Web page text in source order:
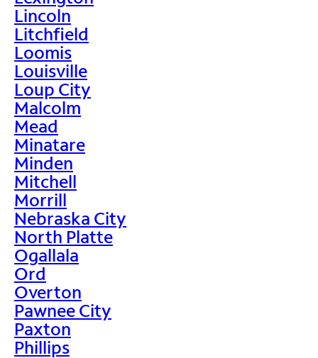
Lincoln
Litchfield
Loomis
Louisville
Loup City
Malcolm
Mead
Minatare
Minden
Mitchell
Morrill
Nebraska City
North Platte
Ogallala
Ord
Overton
Pawnee City
Paxton
Phillips